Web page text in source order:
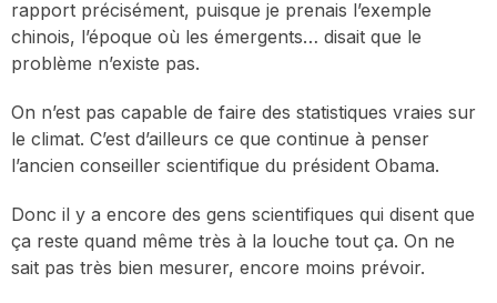
rapport précisément, puisque je prenais l’exemple
chinois, l’époque où les émergents… disait que le
problème n’existe pas.
On n’est pas capable de faire des statistiques vraies sur
le climat. C’est d’ailleurs ce que continue à penser
l’ancien conseiller scientifique du président Obama.
Donc il y a encore des gens scientifiques qui disent que
ça reste quand même très à la louche tout ça. On ne
sait pas très bien mesurer, encore moins prévoir.